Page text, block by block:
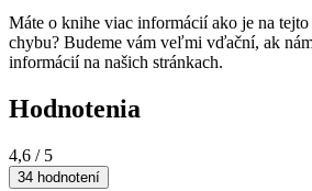
Máte o knihe viac informácií ako je na tejto
chybu? Budeme vám veľmi vďační, ak
informácií na našich stránkach.
Hodnotenia
4,6 / 5
34 hodnotení